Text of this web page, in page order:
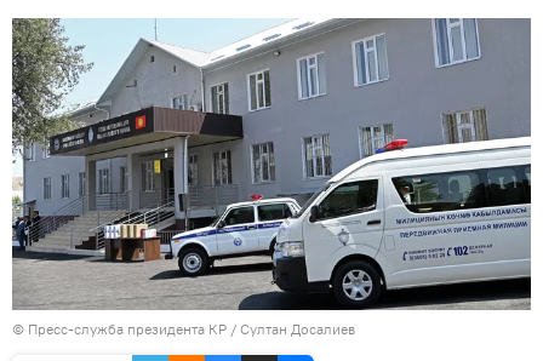
© Пресс-служба президента КР / Султан Досалиев